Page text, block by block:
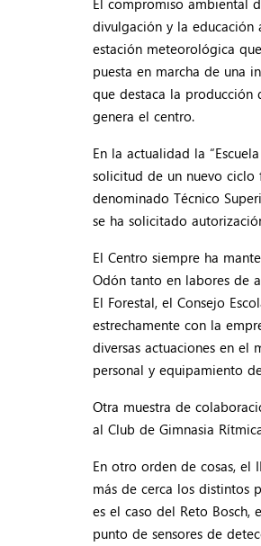
El compromiso ambiental
divulgación y la educación
estación meteorológica
puesta en marcha de una
que destaca la producción
genera el centro.
En la actualidad la
solicitud de un nuevo
denominado Técnico
se ha solicitado
El Centro siempre ha
Odón tanto en labores de
El Forestal, el Consejo
estrechamente con la
diversas actuaciones en el
personal y equipamiento
Otra muestra de
al Club de Gimnasia
En otro orden de cosas, el
más de cerca los distintos
es el caso del Reto Bosch,
punto de sensores de